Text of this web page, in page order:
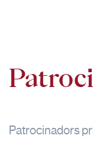
Patrocinadors